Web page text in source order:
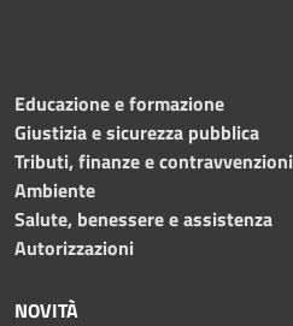
Educazione e formazione
Giustizia e sicurezza pubblica
Tributi, finanze e contravvenzioni
Ambiente
Salute, benessere e assistenza
Autorizzazioni
NOVITÀ